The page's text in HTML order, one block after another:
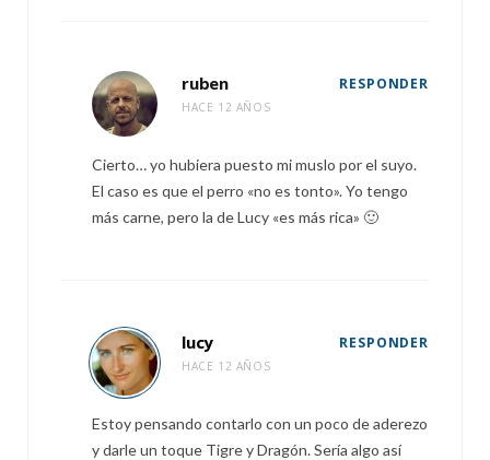
ruben
HACE 12 AÑOS
RESPONDER
Cierto… yo hubiera puesto mi muslo por el suyo.
El caso es que el perro «no es tonto». Yo tengo
más carne, pero la de Lucy «es más rica» 🙂
lucy
HACE 12 AÑOS
RESPONDER
Estoy pensando contarlo con un poco de aderezo
y darle un toque Tigre y Dragón. Sería algo así